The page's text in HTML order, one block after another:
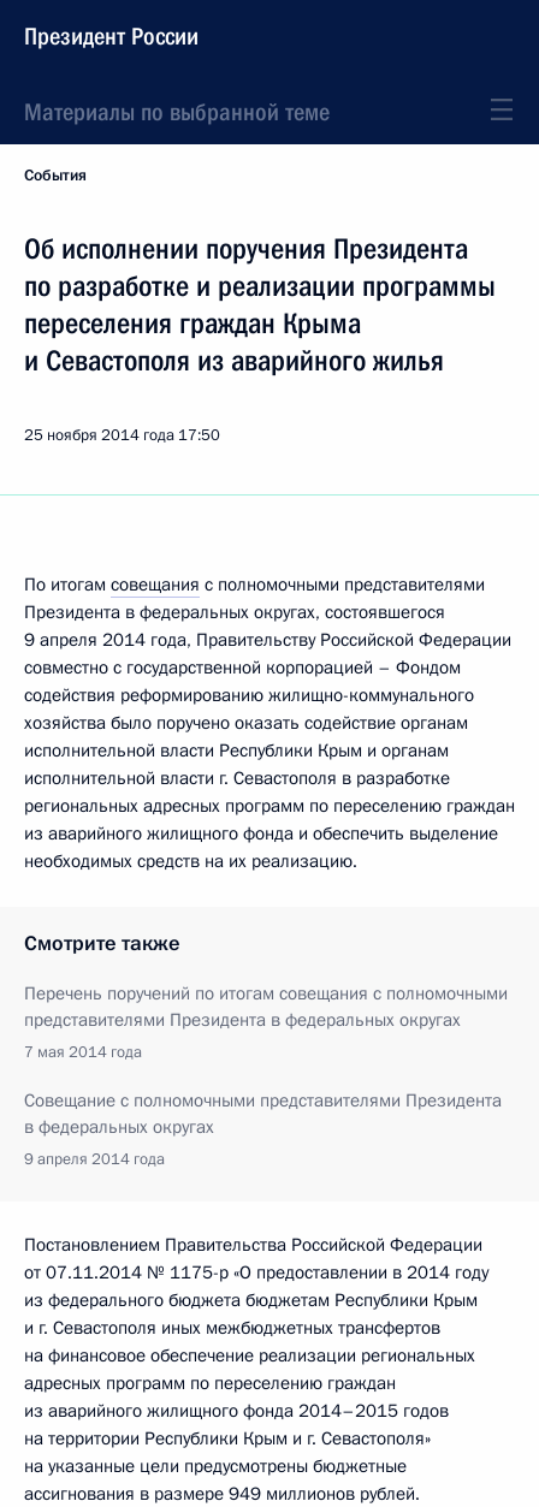
Президент России
Материалы по выбранной теме
События
Об исполнении поручения Президента
по разработке и реализации программы
переселения граждан Крыма
и Севастополя из аварийного жилья
25 ноября 2014 года 17:50
По итогам совещания с полномочными представителями
Президента в федеральных округах, состоявшегося
9 апреля 2014 года, Правительству Российской Федерации
совместно с государственной корпорацией – Фондом
содействия реформированию жилищно-коммунального
хозяйства было поручено оказать содействие органам
исполнительной власти Республики Крым и органам
исполнительной власти г. Севастополя в разработке
региональных адресных программ по переселению граждан
из аварийного жилищного фонда и обеспечить выделение
необходимых средств на их реализацию.
Смотрите также
Перечень поручений по итогам совещания с полномочными
представителями Президента в федеральных округах
7 мая 2014 года
Совещание с полномочными представителями Президента
в федеральных округах
9 апреля 2014 года
Постановлением Правительства Российской Федерации
от 07.11.2014 № 1175-р «О предоставлении в 2014 году
из федерального бюджета бюджетам Республики Крым
и г. Севастополя иных межбюджетных трансфертов
на финансовое обеспечение реализации региональных
адресных программ по переселению граждан
из аварийного жилищного фонда 2014–2015 годов
на территории Республики Крым и г. Севастополя»
на указанные цели предусмотрены бюджетные
ассигнования в размере 949 миллионов рублей.